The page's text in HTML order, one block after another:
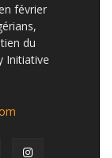
février
du
Initiative